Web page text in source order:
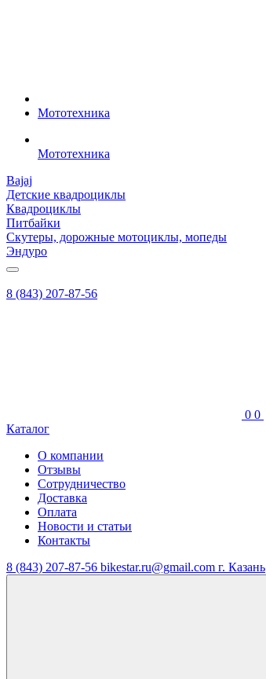
Мототехника
Мототехника
Bajaj
Детские квадроциклы
Квадроциклы
Питбайки
Скутеры, дорожные мотоциклы, мопеды
Эндуро
8 (843) 207-87-56
0 0
Каталог
О компании
Отзывы
Сотрудничество
Доставка
Оплата
Новости и статьи
Контакты
8 (843) 207-87-56 bikestar.ru@gmail.com г. Казань